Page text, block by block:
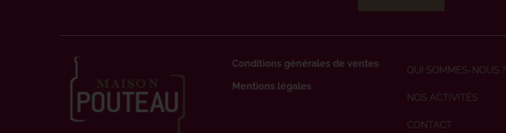
Conditions générales de ventes
Mentions légales
QUI SOMMES-NOUS ?
NOS ACTIVITÉS
CONTACT